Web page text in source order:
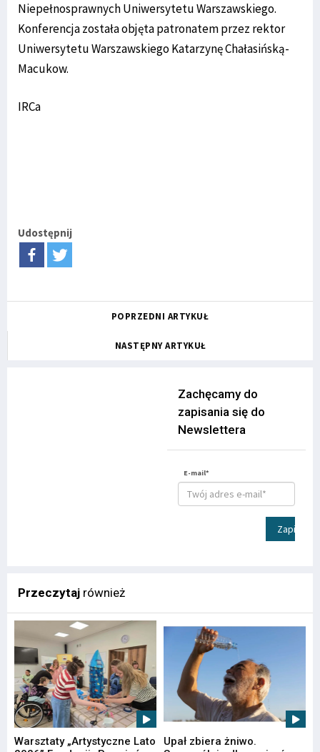
Niepełnosprawnych Uniwersytetu Warszawskiego.
Konferencja została objęta patronatem przez rektor
Uniwersytetu Warszawskiego Katarzynę Chałasińską-
Macukow.
IRCa
Udostępnij
POPRZEDNI ARTYKUŁ
NASTĘPNY ARTYKUŁ
Zachęcamy do
zapisania się do
Newslettera
E-mail*
Zapisz
Przeczytaj również
Warsztaty „Artystyczne Lato
Upał zbiera żniwo.